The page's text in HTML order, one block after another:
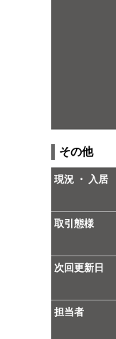
その他
現況 ・ 入居
取引態様
次回更新日
担当者